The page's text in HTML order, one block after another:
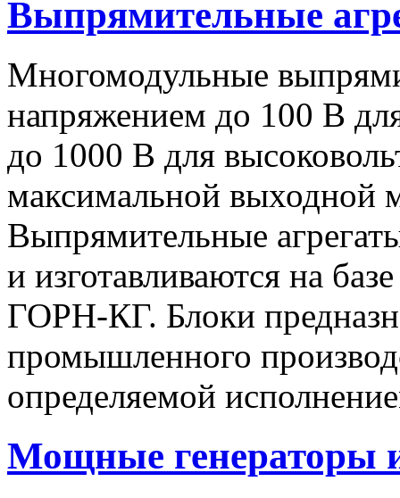
Выпрямительные
Многомодульные
напряжением до 100 В
до 1000 В для
максимальной
Выпрямительные
и изготавливаются на
ГОРН-КГ. Блоки
промышленного
определяемой
Мощные